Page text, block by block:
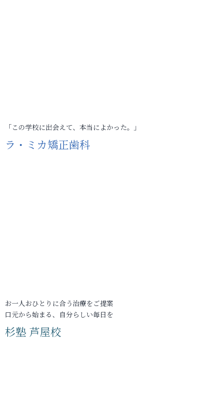
「この学校に出会えて、本当によかった。」
ラ・ミカ矯正歯科
お一人おひとりに合う治療をご提案
口元から始まる、自分らしい毎日を
杉塾 芦屋校